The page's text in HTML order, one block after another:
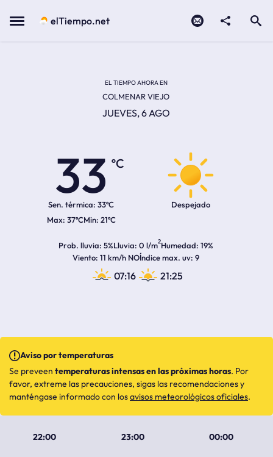
Menu elTiempo.net
EL TIEMPO AHORA EN
COLMENAR VIEJO
JUEVES, 6 AGO
33
ºC
Sen. térmica: 33ºC
37ºC 21ºC
Despejado
Prob. lluvia 5%Lluvia 0 l/m2Humedad 19%
Viento 11 km/h NOÍndice max. uv 9
07:16 21:25
22:00 23:00 00:00
Aviso por temperaturas
Se preveen temperaturas intensas en las próximas horas. Por
favor, extreme las precauciones, sigas las recomendaciones y
manténgase informado con losavisos meteorológicos oficiales.